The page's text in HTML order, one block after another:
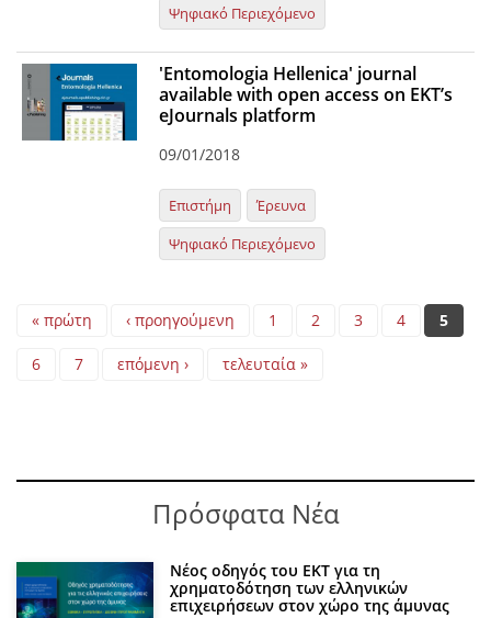
Ψηφιακό Περιεχόμενο
'Entomologia Hellenica' journal
available with open access on EKT’s
eJournals platform
09/01/2018
Επιστήμη
Έρευνα
Ψηφιακό Περιεχόμενο
Pages
« πρώτη ‹ προηγούμενη 1 2 3 4 5
6 7 επόμενη › τελευταία »
Πρόσφατα Νέα
Νέος οδηγός του ΕΚΤ για τη
χρηματοδότηση των ελληνικών
επιχειρήσεων στον χώρο της άμυνας